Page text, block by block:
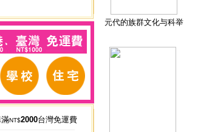
滿NT$2000台灣免運費
元代的族群文化与科举